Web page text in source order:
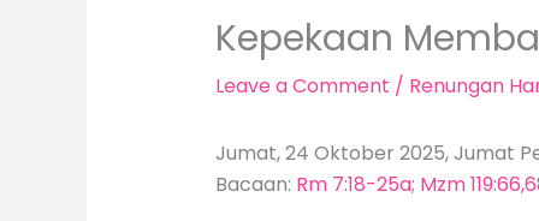
Kepekaan
Leave a Comment / Renungan
Jumat, 24 Oktober 2025, Jumat
Bacaan: Rm 7:18-25a; Mzm